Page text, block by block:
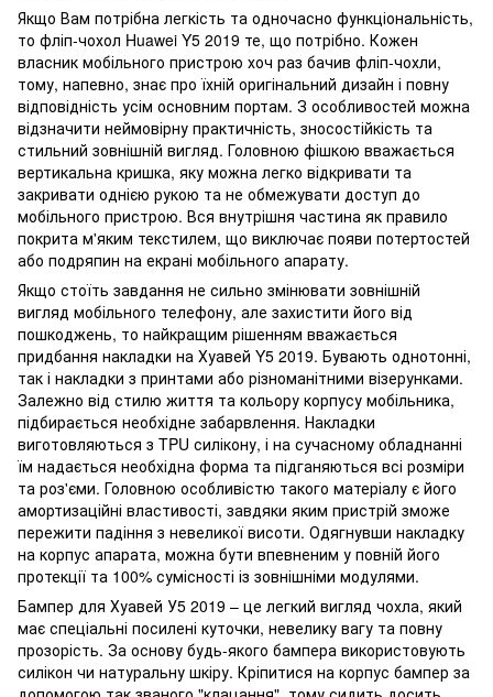
Якщо Вам потрібна легкість та одночасно функціональність,
то фліп-чохол Huawei Y5 2019 те, що потрібно. Кожен
власник мобільного пристрою хоч раз бачив фліп-чохли,
тому, напевно, знає про їхній оригінальний дизайн і повну
відповідність усім основним портам. З особливостей можна
відзначити неймовірну практичність, зносостійкість та
стильний зовнішній вигляд. Головною фішкою вважається
вертикальна кришка, яку можна легко відкривати та
закривати однією рукою та не обмежувати доступ до
мобільного пристрою. Вся внутрішня частина як правило
покрита м'яким текстилем, що виключає появи потертостей
або подряпин на екрані мобільного апарату.
Якщо стоїть завдання не сильно змінювати зовнішній
вигляд мобільного телефону, але захистити його від
пошкоджень, то найкращим рішенням вважається
придбання накладки на Хуавей Y5 2019. Бувають однотонні,
так і накладки з принтами або різноманітними візерунками.
Залежно від стилю життя та кольору корпусу мобільника,
підбирається необхідне забарвлення. Накладки
виготовляються з TPU силікону, і на сучасному обладнанні
їм надається необхідна форма та підганяються всі розміри
та роз'єми. Головною особливістю такого матеріалу є його
амортизаційні властивості, завдяки яким пристрій зможе
пережити падіння з невеликої висоти. Одягнувши накладку
на корпус апарата, можна бути впевненим у повній його
протекції та 100% сумісності із зовнішніми модулями.
Бампер для Хуавей У5 2019 – це легкий вигляд чохла, який
має спеціальні посилені куточки, невелику вагу та повну
прозорість. За основу будь-якого бампера використовують
силікон чи натуральну шкіру. Кріпитися на корпус бампер за